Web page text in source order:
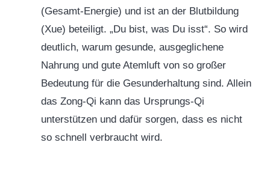
(Gesamt-Energie) und ist an der Blutbildung
(Xue) beteiligt. „Du bist, was Du isst“. So wird
deutlich, warum gesunde, ausgeglichene
Nahrung und gute Atemluft von so großer
Bedeutung für die Gesunderhaltung sind. Allein
das Zong-Qi kann das Ursprungs-Qi
unterstützen und dafür sorgen, dass es nicht
so schnell verbraucht wird.